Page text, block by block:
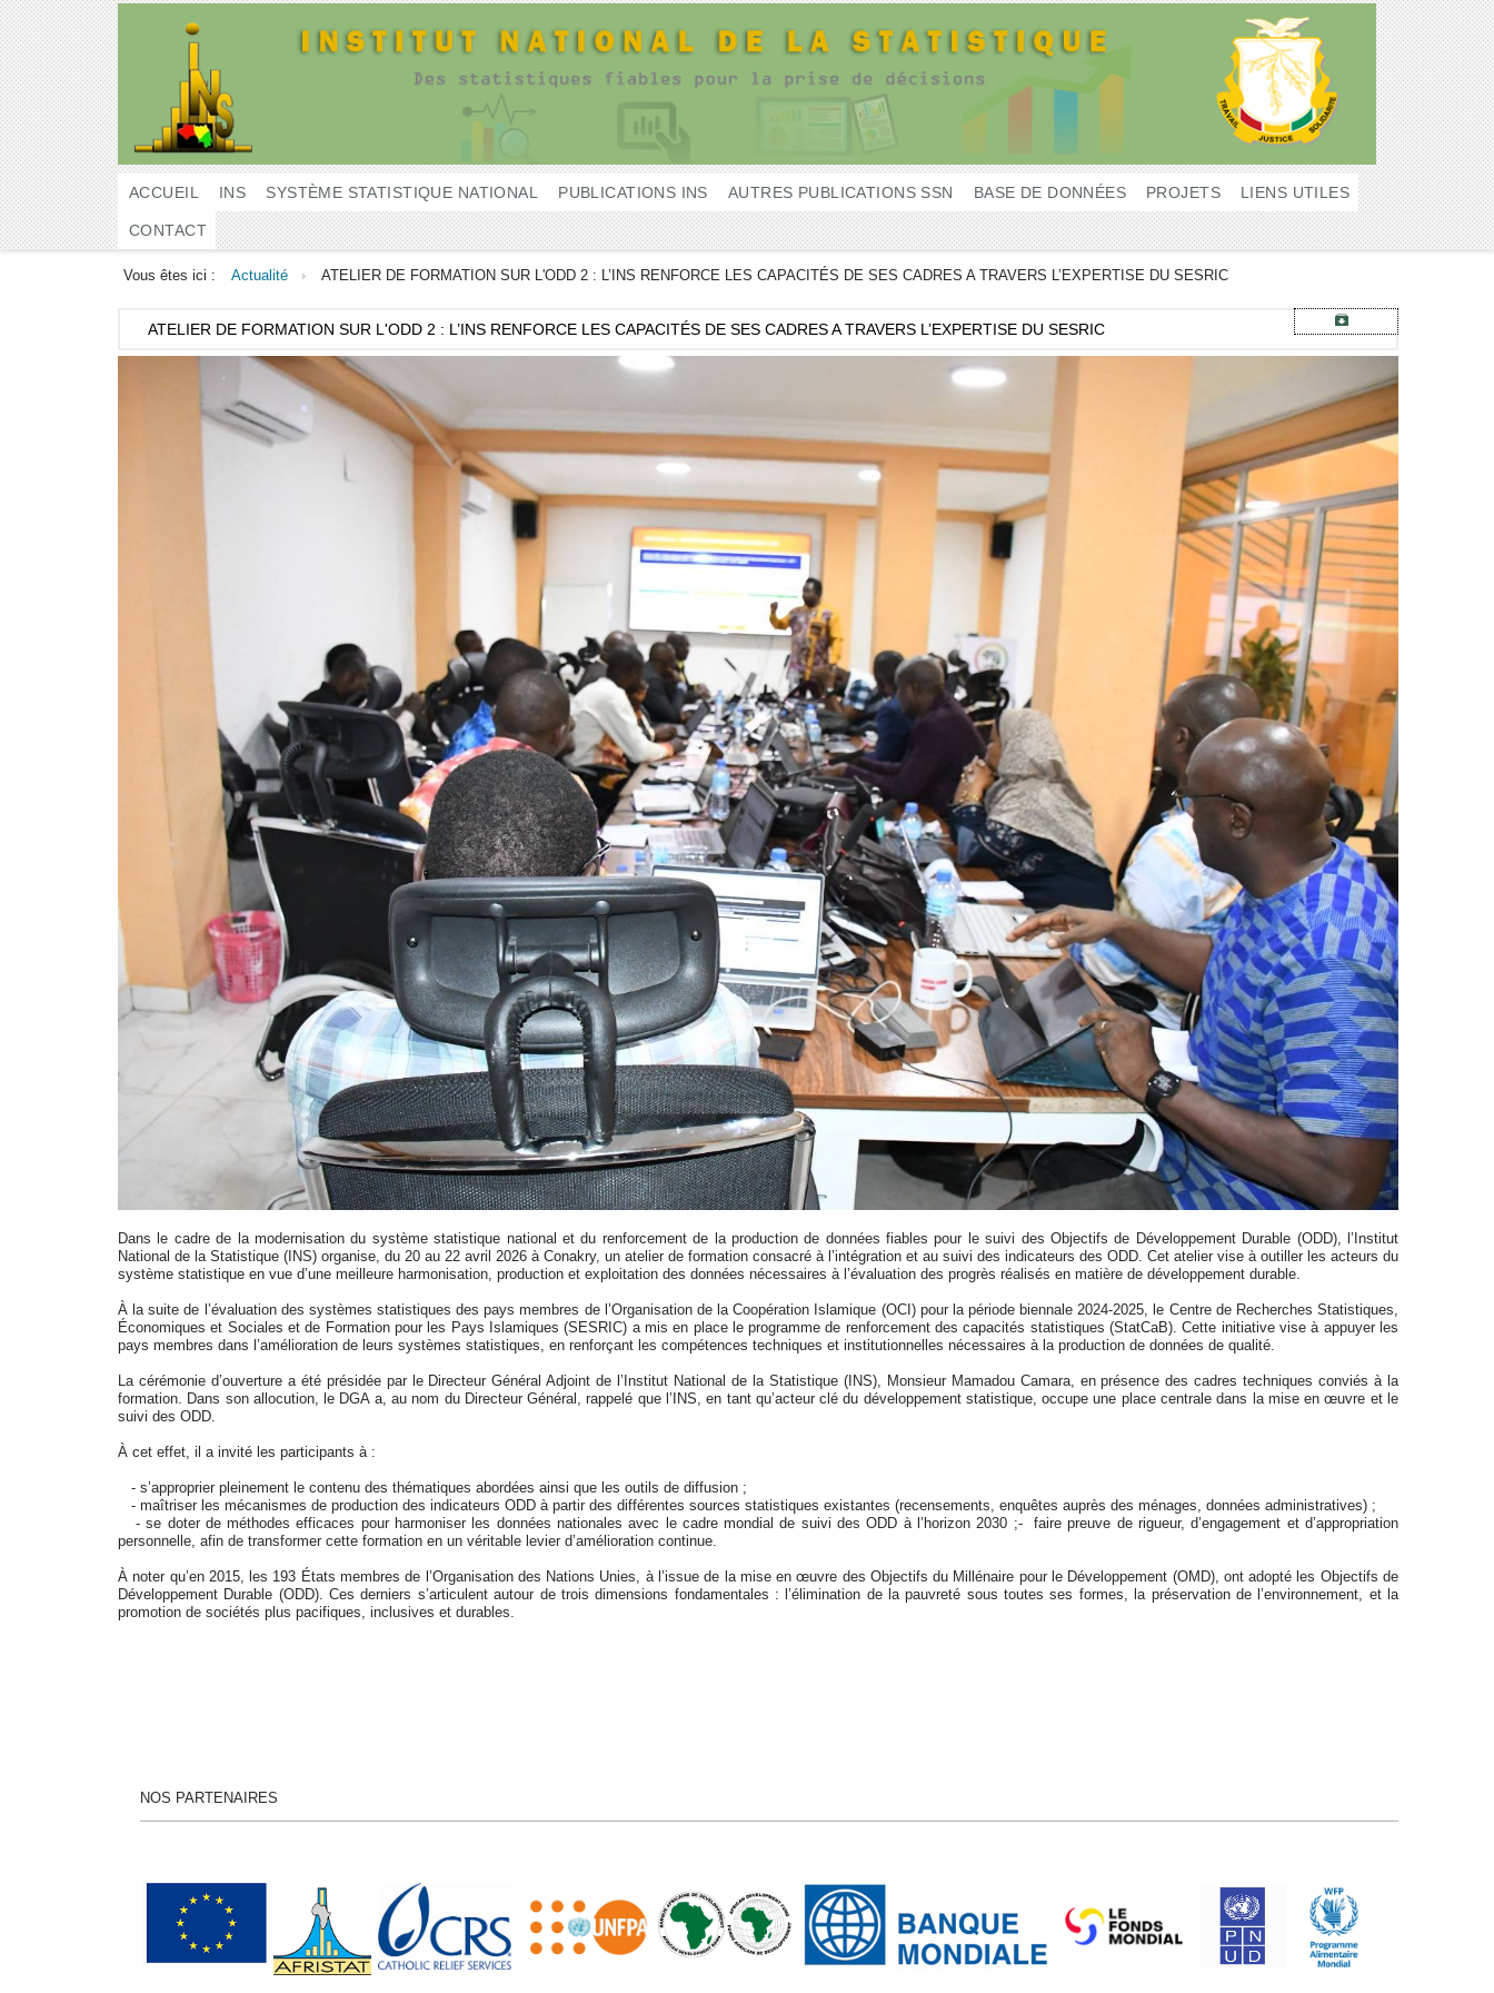
ACCUEIL INS SYSTÈME STATISTIQUE NATIONAL PUBLICATIONS INS AUTRES PUBLICATIONS SSN BASE DE DONNÉES PROJETS LIENS UTILES
CONTACT
Vous êtes ici : Actualité ATELIER DE FORMATION SUR L'ODD 2 : L’INS RENFORCE LES CAPACITÉS DE SES CADRES A TRAVERS L’EXPERTISE DU SESRIC
ATELIER DE FORMATION SUR L'ODD 2 : L’INS RENFORCE LES CAPACITÉS DE SES CADRES A TRAVERS L’EXPERTISE DU SESRIC
Dans le cadre de la modernisation du système statistique national et du renforcement de la production de données fiables pour le suivi des Objectifs de Développement Durable (ODD), l’Institut
National de la Statistique (INS) organise, du 20 au 22 avril 2026 à Conakry, un atelier de formation consacré à l’intégration et au suivi des indicateurs des ODD. Cet atelier vise à outiller les acteurs du
système statistique en vue d’une meilleure harmonisation, production et exploitation des données nécessaires à l’évaluation des progrès réalisés en matière de développement durable.
À la suite de l’évaluation des systèmes statistiques des pays membres de l’Organisation de la Coopération Islamique (OCI) pour la période biennale 2024-2025, le Centre de Recherches Statistiques,
Économiques et Sociales et de Formation pour les Pays Islamiques (SESRIC) a mis en place le programme de renforcement des capacités statistiques (StatCaB). Cette initiative vise à appuyer les
pays membres dans l’amélioration de leurs systèmes statistiques, en renforçant les compétences techniques et institutionnelles nécessaires à la production de données de qualité.
La cérémonie d’ouverture a été présidée par le Directeur Général Adjoint de l’Institut National de la Statistique (INS), Monsieur Mamadou Camara, en présence des cadres techniques conviés à la
formation. Dans son allocution, le DGA a, au nom du Directeur Général, rappelé que l’INS, en tant qu’acteur clé du développement statistique, occupe une place centrale dans la mise en œuvre et le
suivi des ODD.
À cet effet, il a invité les participants à :
- s’approprier pleinement le contenu des thématiques abordées ainsi que les outils de diffusion ;
- maîtriser les mécanismes de production des indicateurs ODD à partir des différentes sources statistiques existantes (recensements, enquêtes auprès des ménages, données administratives) ;
- se doter de méthodes efficaces pour harmoniser les données nationales avec le cadre mondial de suivi des ODD à l’horizon 2030 ;- faire preuve de rigueur, d’engagement et d’appropriation
personnelle, afin de transformer cette formation en un véritable levier d’amélioration continue.
À noter qu’en 2015, les 193 États membres de l’Organisation des Nations Unies, à l’issue de la mise en œuvre des Objectifs du Millénaire pour le Développement (OMD), ont adopté les Objectifs de
Développement Durable (ODD). Ces derniers s’articulent autour de trois dimensions fondamentales : l’élimination de la pauvreté sous toutes ses formes, la préservation de l’environnement, et la
promotion de sociétés plus pacifiques, inclusives et durables.
NOS PARTENAIRES